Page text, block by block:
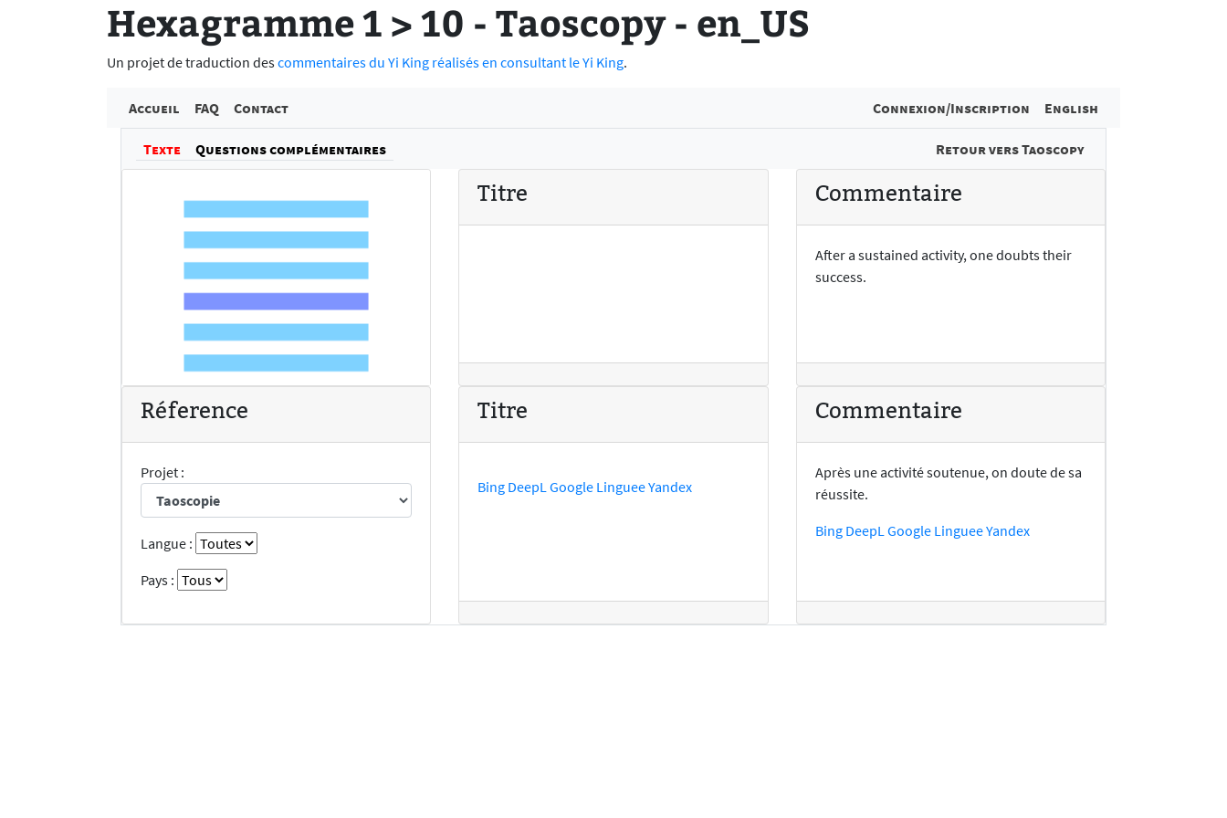
Hexagramme 1 > 10 - Taoscopy - en_US
Un projet de traduction descommentaires du Yi King réalisés en consultant le Yi King.
Accueil FAQ Contact Connexion/Inscription English
Texte Questions complémentaires Retour vers Taoscopy
Titre Commentaire
After a sustained activity, one doubts their
success.
Réference
Projet :
Langue :
Pays :
Titre
Bing DeepLGoogle LingueeYandex
Commentaire
Après une activité soutenue, on doute de sa
réussite.
Bing DeepLGoogle LingueeYandex